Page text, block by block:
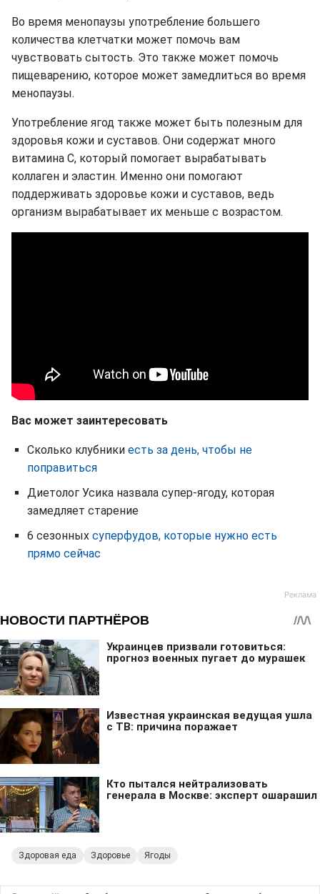
Во время менопаузы употребление большего
количества клетчатки может помочь вам
чувствовать сытость. Это также может помочь
пищеварению, которое может замедлиться во время
менопаузы.
Употребление ягод также может быть полезным для
здоровья кожи и суставов. Они содержат много
витамина С, который помогает вырабатывать
коллаген и эластин. Именно они помогают
поддерживать здоровье кожи и суставов, ведь
организм вырабатывает их меньше с возрастом.
Вас может заинтересовать
Сколько клубники есть за день, чтобы не
поправиться
Диетолог Усика назвала супер-ягоду, которая
замедляет старение
6 сезонных суперфудов, которые нужно есть
прямо сейчас
Здоровая еда Здоровье Ягоды